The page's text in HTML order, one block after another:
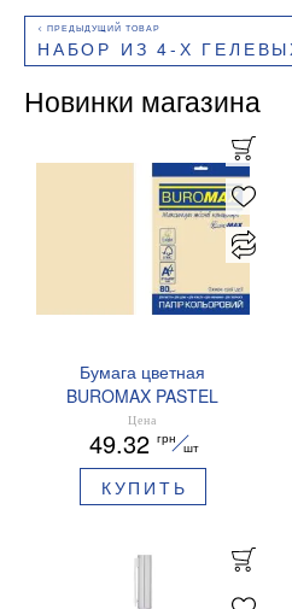
НАБОР ИЗ 4-Х ГЕЛЕВЫХ
Новинки магазина
Бумага цветная
BUROMAX PASTEL
EUROMAX 20 арк А4 80 г/
мс BM.2721220E-08
Цена
49.32 грн
шт
КУПИТЬ